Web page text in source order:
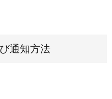
通知方法